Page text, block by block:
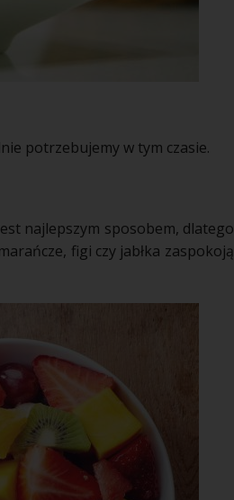
potrzebujemy w tym czasie.
najlepszym sposobem, dlatego
figi czy jabłka zaspokoją